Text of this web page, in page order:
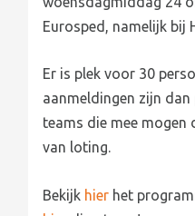
Eurosped, namelijk bij
Er is plek voor 30
aanmeldingen zijn
teams die mee
van loting.
Bekijk hier het